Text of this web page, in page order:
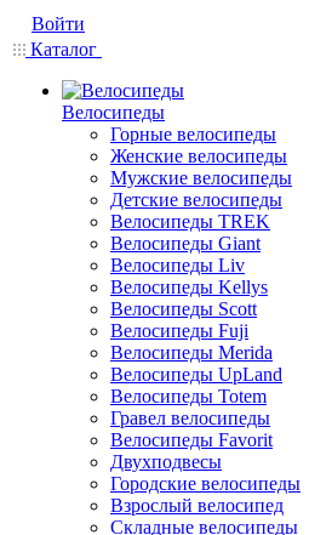
Войти
Каталог
Велосипеды
Горные велосипеды
Женские велосипеды
Мужские велосипеды
Детские велосипеды
Велосипеды TREK
Велосипеды Giant
Велосипеды Liv
Велосипеды Kellys
Велосипеды Scott
Велосипеды Fuji
Велосипеды Merida
Велосипеды UpLand
Велосипеды Totem
Гравел велосипеды
Велосипеды Favorit
Двухподвесы
Городские велосипеды
Взрослый велосипед
Складные велосипеды